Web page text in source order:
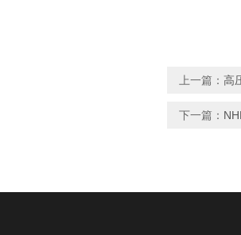
上一篇： 高
下一篇：